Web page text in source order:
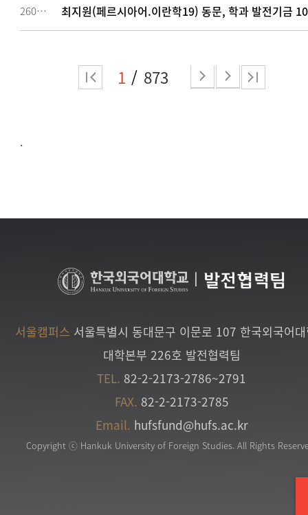
260642 최지원(페르시아어.이란학19) 동문, 학과 발전기금
1 873
.
발전협력팀
서울캠퍼스 서울특별시 동대문구 이문로 107 한국외국어
대학본부 226호 발전협력팀
TEL. 82-2-2173-2786~2791
FAX. 82-2-2173-2785
Email. hufsfund@hufs.ac.kr
Copyright ⓒ Hankuk University of Foreign Studies. All Rights